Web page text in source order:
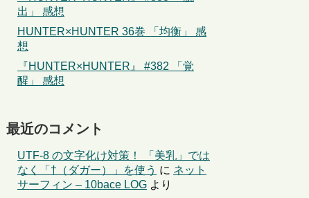
出」 感想
HUNTER×HUNTER 36巻 「均衡」 感
想
『HUNTER×HUNTER』 #382 「覚
醒」 感想
最近のコメント
UTF-8 の文字化け対策！ 「美乳」では
なく「†（ダガー）」を使う に ネット
サーフィン – 10bace LOG より